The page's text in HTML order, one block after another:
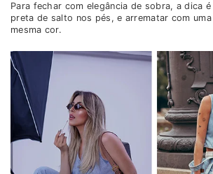
Para fechar com elegância de sobra, a dica
preta de salto nos pés, e arrematar com
mesma cor.